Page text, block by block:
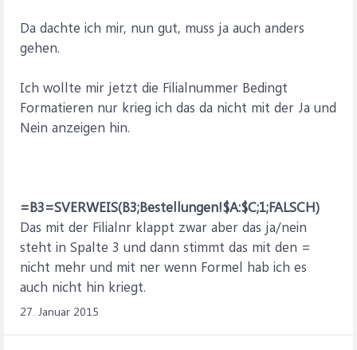
Da dachte ich mir, nun gut, muss ja auch anders
gehen.
Ich wollte mir jetzt die Filialnummer Bedingt
Formatieren nur krieg ich das da nicht mit der Ja und
Nein anzeigen hin.
=B3=SVERWEIS(B3;Bestellungen!$A:$C;1;FALSCH)
Das mit der Filialnr klappt zwar aber das ja/nein
steht in Spalte 3 und dann stimmt das mit den =
nicht mehr und mit ner wenn Formel hab ich es
auch nicht hin kriegt.
27. Januar 2015